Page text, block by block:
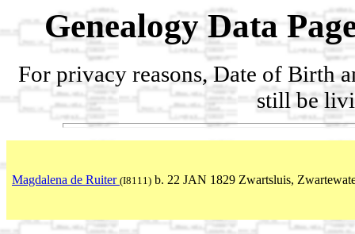
Genealogy Data
For privacy reasons, Date of Birth
still be
Magdalena de Ruiter (I8111) b. 22 JAN 1829 Zwartsluis,